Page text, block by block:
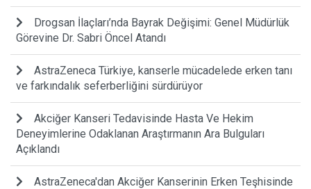
Drogsan İlaçları’nda Bayrak Değişimi: Genel Müdürlük
Görevine Dr. Sabri Öncel Atandı
AstraZeneca Türkiye, kanserle mücadelede erken tanı
ve farkındalık seferberliğini sürdürüyor
Akciğer Kanseri Tedavisinde Hasta Ve Hekim
Deneyimlerine Odaklanan Araştırmanın Ara Bulguları
Açıklandı
AstraZeneca'dan Akciğer Kanserinin Erken Teşhisinde